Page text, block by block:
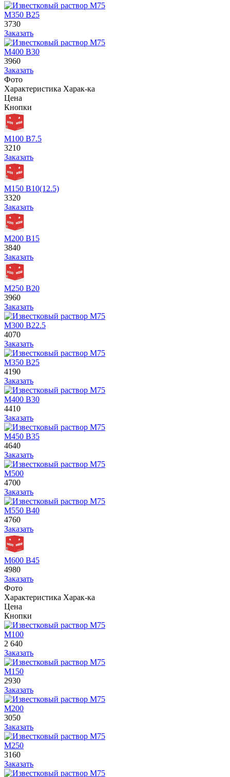
М350 В25
3730
Заказать
М400 В30
3960
Заказать
Фото
Характеристика Харак-ка
Цена
Кнопки
М100 В7.5
3210
Заказать
М150 В10(12.5)
3320
Заказать
М200 В15
3840
Заказать
М250 В20
3960
Заказать
М300 В22.5
4070
Заказать
М350 В25
4190
Заказать
М400 В30
4410
Заказать
М450 В35
4640
Заказать
М500
4700
Заказать
М550 В40
4760
Заказать
М600 В45
4980
Заказать
Фото
Характеристика Харак-ка
Цена
Кнопки
М100
2 640
Заказать
М150
2930
Заказать
М200
3050
Заказать
М250
3160
Заказать